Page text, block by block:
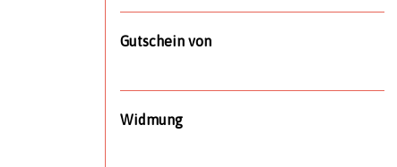
Gutschein von
Widmung